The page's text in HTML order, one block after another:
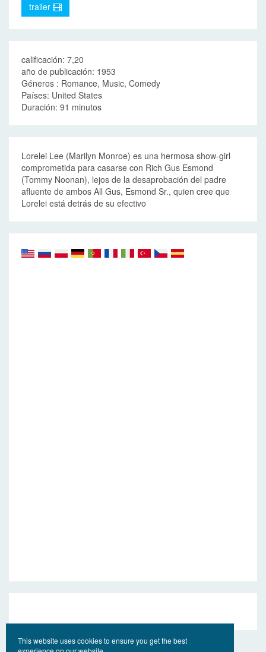
trailer
calificación: 7,20
año de publicación: 1953
Géneros : Romance, Music, Comedy
Países: United States
Duración: 91 minutos
Lorelei Lee (Marilyn Monroe) es una hermosa show-girl
comprometida para casarse con Rich Gus Esmond
(Tommy Noonan), lejos de la desaprobación del padre
afluente de ambos All Gus, Esmond Sr., quien cree que
Lorelei está detrás de su efectivo
This website uses cookies to ensure you get the best